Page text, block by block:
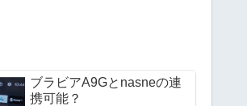
ブラビアA9Gとnasneの連
携可能？